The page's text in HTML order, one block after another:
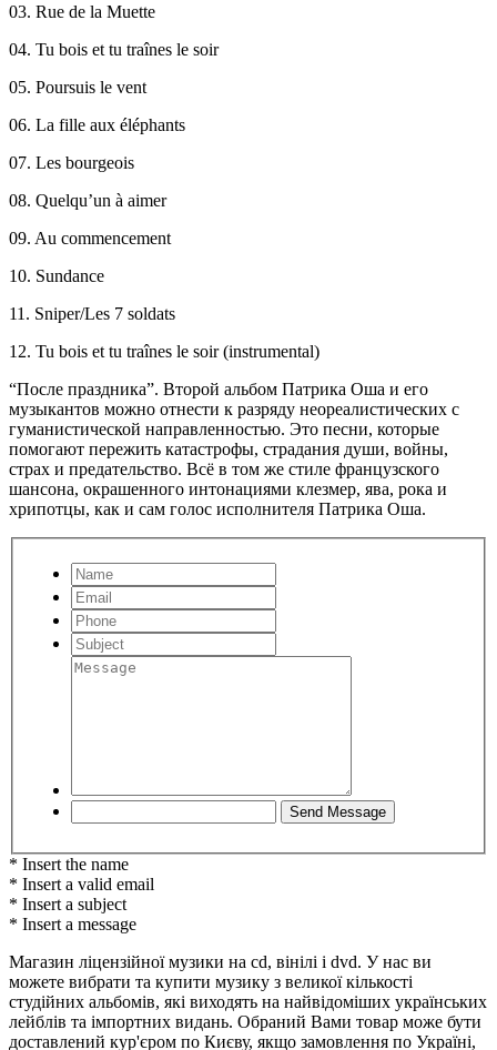
03. Rue de la Muette
04. Tu bois et tu traînes le soir
05. Poursuis le vent
06. La fille aux éléphants
07. Les bourgeois
08. Quelqu’un à aimer
09. Au commencement
10. Sundance
11. Sniper/Les 7 soldats
12. Tu bois et tu traînes le soir (instrumental)
“После праздника”. Второй альбом Патрика Оша и его
музыкантов можно отнести к разряду неореалистических с
гуманистической направленностью. Это песни, которые
помогают пережить катастрофы, страдания души, войны,
страх и предательство. Всё в том же стиле французского
шансона, окрашенного интонациями клезмер, ява, рока и
хрипотцы, как и сам голос исполнителя Патрика Оша.
* Insert the name
* Insert a valid email
* Insert a subject
* Insert a message
Магазин ліцензійної музики на cd, вінілі і dvd. У нас ви
можете вибрати та купити музику з великої кількості
студійних альбомів, які виходять на найвідоміших українських
лейблів та імпортних видань. Обраний Вами товар може бути
доставлений кур'єром по Києву, якщо замовлення по Україні,